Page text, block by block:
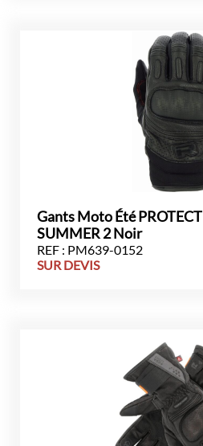
Gants Moto Été PROTECT
SUMMER 2 Noir
REF : PM639-0152
SUR DEVIS